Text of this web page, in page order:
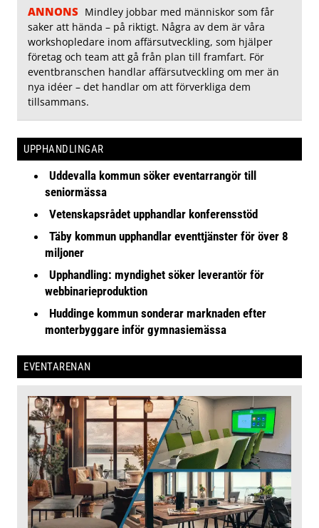
ANNONS Mindley jobbar med människor som får
saker att hända – på riktigt. Några av dem är våra
workshopledare inom affärsutveckling, som hjälper
företag och team att gå från plan till framfart. För
eventbranschen handlar affärsutveckling om mer än
nya idéer – det handlar om att förverkliga dem
tillsammans.
UPPHANDLINGAR
Uddevalla kommun söker eventarrangör till
seniormässa
Vetenskapsrådet upphandlar konferensstöd
Täby kommun upphandlar eventtjänster för över 8
miljoner
Upphandling: myndighet söker leverantör för
webbinarieproduktion
Huddinge kommun sonderar marknaden efter
monterbyggare inför gymnasiemässa
EVENTARENAN